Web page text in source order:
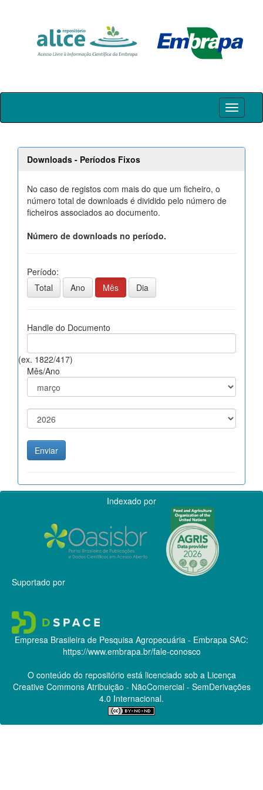
Skip
Downloads - Períodos Fixos
No caso de registos com mais do que um ficheiro, o
número total de downloads é dividido pelo número de
ficheiros associados ao documento.
Número de downloads no período.
Período:
Total
Ano Mês Dia
Handle do Documento
(ex. 1822/417)
Mês/Ano
Indexado por
Suportado por
Empresa Brasileira de Pesquisa Agropecuária - Embrapa SAC:
https://www.embrapa.br/fale-conosco
O conteúdo do repositório está licenciado sob a Licença
Creative CommonsAtribuição - NãoComercial - SemDerivações
4.0 Internacional.